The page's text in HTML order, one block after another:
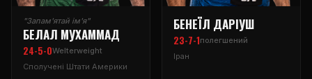
"Запам'ятай ім'я"
БЕЛАЛ МУХАММАД
24-5-0Welterweight
Сполучені Штати Америки
БЕНЕЇЛ ДАРІУШ
23-7-1полегшений
Іран